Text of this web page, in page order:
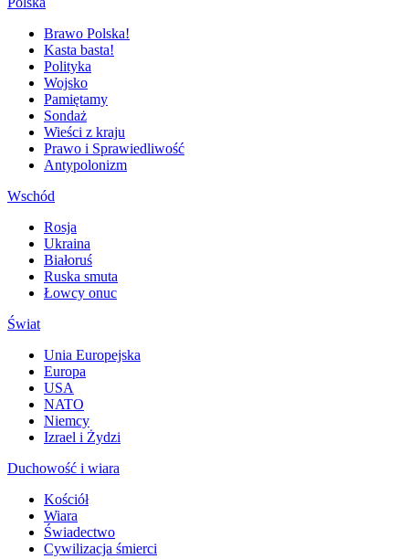
Brawo Polska!
Kasta basta!
Polityka
Wojsko
Pamiętamy
Sondaż
Wieści z kraju
Prawo i Sprawiedliwość
Antypolonizm
Wschód
Rosja
Ukraina
Białoruś
Ruska smuta
Łowcy onuc
Świat
Unia Europejska
Europa
USA
NATO
Niemcy
Izrael i Żydzi
Duchowość i wiara
Kościół
Wiara
Świadectwo
Cywilizacja śmierci